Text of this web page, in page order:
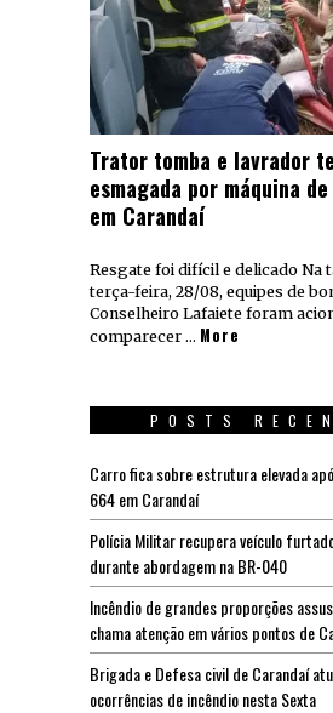
Trator tomba e lavrador
esmagada por máquina
em Carandaí
Resgate foi difícil e delicado Na
terça-feira, 28/08, equipes de
Conselheiro Lafaiete foram
comparecer … More
POSTS
Carro fica sobre estrutura elevada
664 em Carandaí
Polícia Militar recupera veículo
durante abordagem na BR-040
Incêndio de grandes proporções
chama atenção em vários pontos de
Brigada e Defesa civil de Carandaí
ocorrências de incêndio nesta Sexta